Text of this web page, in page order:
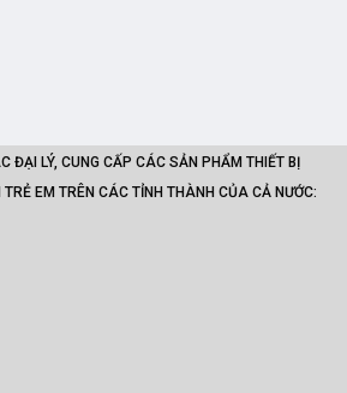
ĐẠI LÝ, CUNG CẤP CÁC SẢN PHẨM THIẾT BỊ
TRẺ EM TRÊN CÁC TỈNH THÀNH CỦA CẢ NƯỚC: